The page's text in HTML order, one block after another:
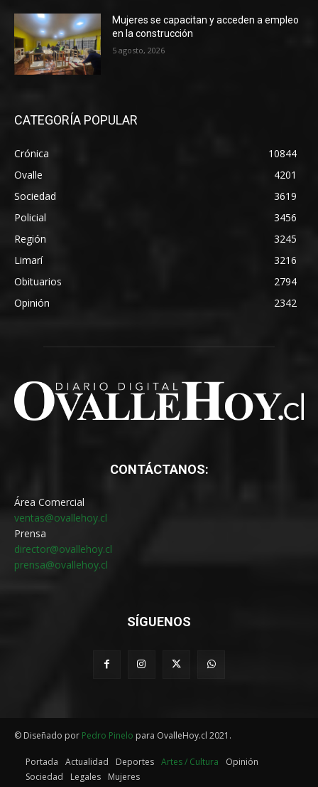
Mujeres se capacitan y acceden a empleo
en la construcción
5 agosto, 2026
CATEGORÍA POPULAR
Crónica
10844
Ovalle
4201
Sociedad
3619
Policial
3456
Región
3245
Limarí
3216
Obituarios
2794
Opinión
2342
CONTÁCTANOS:
Área Comercial
ventas@ovallehoy.cl
Prensa
director@ovallehoy.cl
prensa@ovallehoy.cl
SÍGUENOS
© Diseñado por Pedro Pinelo para OvalleHoy.cl 2021.
Portada Actualidad Deportes Artes / Cultura
Opinión
Sociedad
Legales Mujeres